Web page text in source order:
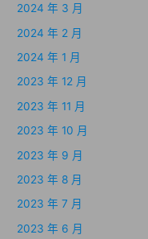
2024 年 3 月
2024 年 2 月
2024 年 1 月
2023 年 12 月
2023 年 11 月
2023 年 10 月
2023 年 9 月
2023 年 8 月
2023 年 7 月
2023 年 6 月